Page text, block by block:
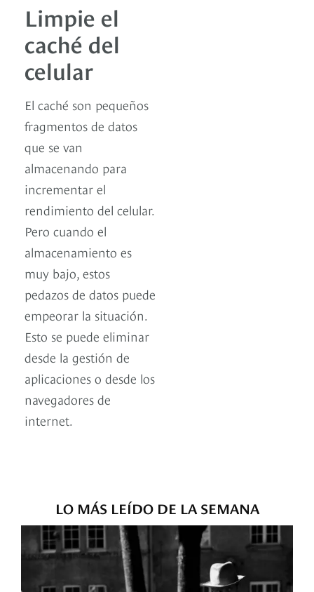
Limpie el
caché del
celular
El caché son pequeños
fragmentos de datos
que se van
almacenando para
incrementar el
rendimiento del celular.
Pero cuando el
almacenamiento es
muy bajo, estos
pedazos de datos puede
empeorar la situación.
Esto se puede eliminar
desde la gestión de
aplicaciones o desde los
navegadores de
internet.
LO MÁS LEÍDO DE LA SEMANA